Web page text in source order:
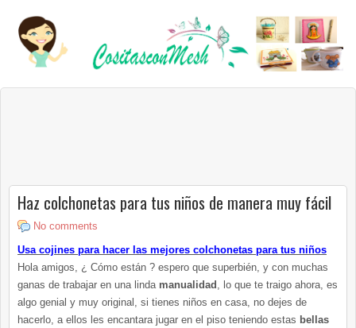
Haz colchonetas para tus niños de manera muy fácil
No comments
Usa cojines para hacer las mejores colchonetas para tus niños
Hola amigos, ¿ Cómo están ? espero que superbién, y con muchas
ganas de trabajar en una linda manualidad , lo que te traigo ahora, es
algo genial y muy original, si tienes niños en casa, no dejes de
hacerlo, a ellos les encantara jugar en el piso teniendo estas bellas